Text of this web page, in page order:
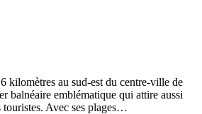
kilomètres au sud-est du centre-ville de
balnéaire emblématique qui attire aussi
touristes. Avec ses plages…